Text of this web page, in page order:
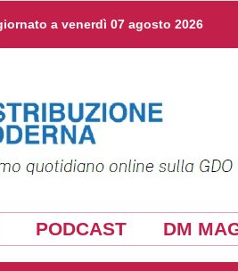
a venerdì 07 agosto 2026
PODCAST DM